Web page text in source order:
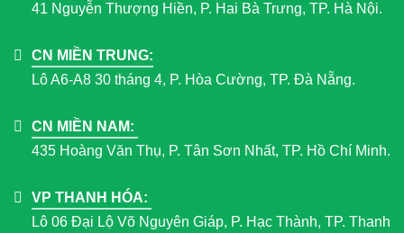
41 Nguyễn Thượng Hiền, P. Hai Bà Trưng, TP. Hà Nội.
CN MIỀN TRUNG:
Lô A6-A8 30 tháng 4, P. Hòa Cường, TP. Đà Nẵng.
CN MIỀN NAM:
435 Hoàng Văn Thụ, P. Tân Sơn Nhất, TP. Hồ Chí Minh.
VP THANH HÓA:
Lô 06 Đại Lộ Võ Nguyên Giáp, P. Hạc Thành, TP. Thanh